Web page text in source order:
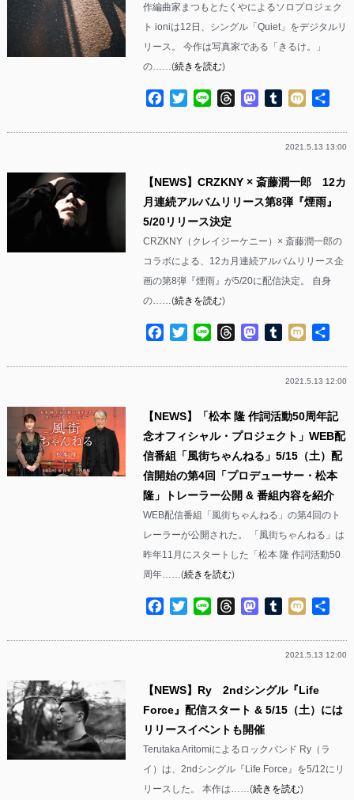
作編曲家まつもとたくやによるソロプロジェク
ト ioniは12日、シングル「Quiet」をデジタルリ
リース。 今作は写真家である「きるけ。」
の……(続きを読む)
Facebook
TwitterLine ThreadsMastodon
Tumblr
Mixi
2021.5.13 13:00
【NEWS】CRZKNY × 斎藤潤一郎 12カ
月連続アルバムリリース第8弾『煙雨』
5/20リリース決定
CRZKNY（クレイジーケニー）× 斎藤潤一郎の
コラボによる、12カ月連続アルバムリリース企
画の第8弾『煙雨』が5/20に配信決定。 自身
の……(続きを読む)
Facebook
TwitterLine ThreadsMastodon
Tumblr
Mixi
2021.5.13 12:00
【NEWS】「松本 隆 作詞活動50周年記
念オフィシャル・プロジェクト」WEB配
信番組「風街ちゃんねる」5/15（土）配
信開始の第4回「プロデューサー・松本
隆」トレーラー公開 & 番組内容を紹介
WEB配信番組「風街ちゃんねる」の第4回のト
レーラーが公開された。 「風街ちゃんねる」は
昨年11月にスタートした「松本 隆 作詞活動50
周年……(続きを読む)
Facebook
TwitterLine ThreadsMastodon
Tumblr
Mixi
2021.5.13 12:00
【NEWS】Ry 2ndシングル『Life
Force』配信スタート & 5/15（土）には
リリースイベントも開催
Terutaka Aritomiによるロックバンド Ry（ラ
イ）は、2ndシングル『Life Force』を5/12にリ
リースした。 本作は……(続きを読む)